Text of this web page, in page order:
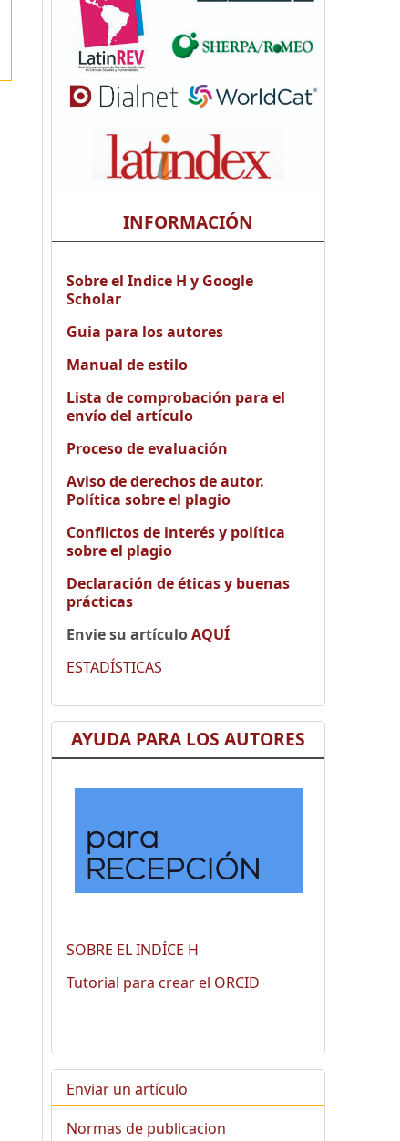
INFORMACIÓN
Sobre el Indice H y Google
Scholar
Guia para los autores
Manual de estilo
Lista de comprobación para el
envío del artículo
Proceso de evaluación
Aviso de derechos de autor.
Política sobre el plagio
Conflictos de interés y política
sobre el plagio
Declaración de éticas y buenas
prácticas
Envie su artículoAQUÍ
ESTADÍSTICAS
AYUDA PARA LOS AUTORES
SOBRE EL INDÍCE H
Tutorial para crear el ORCID
Enviar un artículo
Normas de publicacion